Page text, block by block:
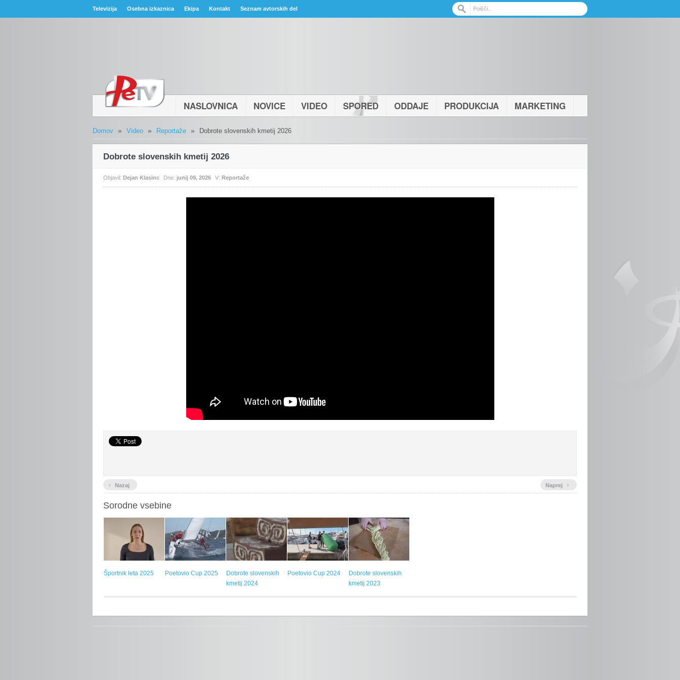
Televizija Osebna izkaznica Ekipa Kontakt Seznam avtorskih del
NASLOVNICA NOVICE VIDEO SPORED ODDAJE PRODUKCIJA MARKETING
Domov » Video » Reportaže » Dobrote slovenskih kmetij 2026
Dobrote slovenskih kmetij 2026
Objavil: Dejan Klasinc Dne: junij 09, 2026 V: Reportaže
‹ Nazaj Naprej ›
Sorodne vsebine
Športnik leta 2025 Poetovio Cup 2025
Dobrote slovenskih
kmetij 2024
Poetovio Cup 2024
Dobrote slovenskih
kmetij 2023